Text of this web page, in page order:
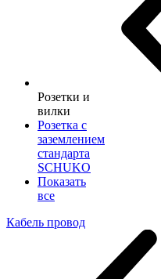
Розетки и
вилки
Розетка с
заземлением
стандарта
SCHUKO
Показать
все
Кабель провод